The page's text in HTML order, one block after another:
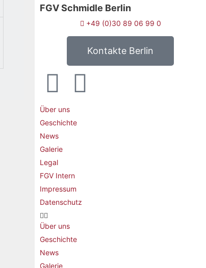
FGV Schmidle Berlin
+49 (0)30 89 06 99 0
Kontakte Berlin
Über uns
Geschichte
News
Galerie
Legal
FGV Intern
Impressum
Datenschutz
Über uns
Geschichte
News
Galerie